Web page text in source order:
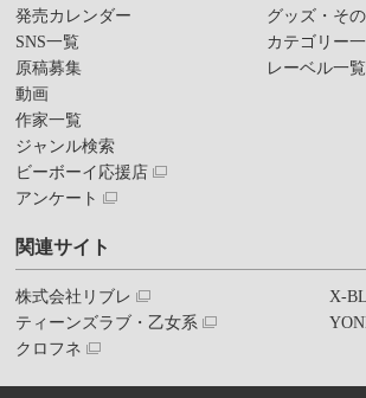
発売カレンダー
SNS一覧
原稿募集
動画
作家一覧
ジャンル検索
ビーボーイ応援店
アンケート
グッズ・そ
カテゴリー
レーベル一覧
関連サイト
株式会社リブレ
ティーンズラブ・乙女系
クロフネ
X-BL